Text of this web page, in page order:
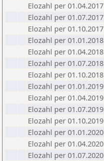
Elozahl per 01.04.2017
Elozahl per 01.07.2017
Elozahl per 01.10.2017
Elozahl per 01.01.2018
Elozahl per 01.04.2018
Elozahl per 01.07.2018
Elozahl per 01.10.2018
Elozahl per 01.01.2019
Elozahl per 01.04.2019
Elozahl per 01.07.2019
Elozahl per 01.10.2019
Elozahl per 01.01.2020
Elozahl per 01.04.2020
Elozahl per 01.07.2020